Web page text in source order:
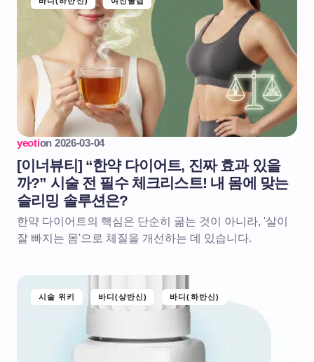
yeotion 2026-03-04
[이너뷰티] “한약 다이어트, 진짜 효과 있을
까?” 시술 전 필수 체크리스트! 내 몸에 맞는
슬리밍 솔루션은?
한약 다이어트의 핵심은 단순히 굶는 것이 아니라, '살이
잘 빠지는 몸'으로 체질을 개선하는 데 있습니다.
시술 위키 바디(상반신) 바디(하반신)